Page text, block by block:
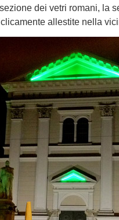
dei vetri romani, la
allestite nella